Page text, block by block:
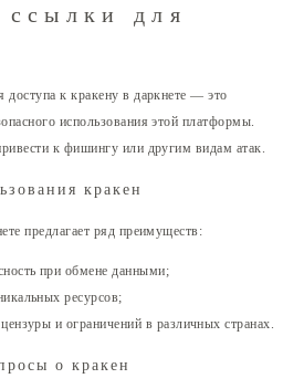
для
к кракену в даркнете — это
использования этой платформы.
к фишингу или другим видам атак.
кракен
предлагает ряд преимуществ:
при обмене данными;
ресурсов;
и ограничений в различных странах.
о кракен